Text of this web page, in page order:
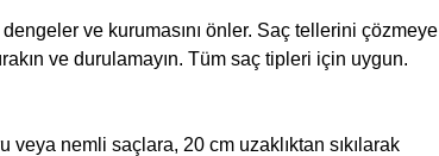
ve kurumasını önler. Saç tellerini çözmeye
ve durulamayın. Tüm saç tipleri için uygun.
nemli saçlara, 20 cm uzaklıktan sıkılarak